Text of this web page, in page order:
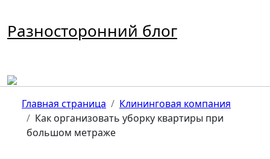
содержимому
Разносторонний блог
Главная страница
Клининговая компания
Как организовать уборку квартиры при
большом метраже